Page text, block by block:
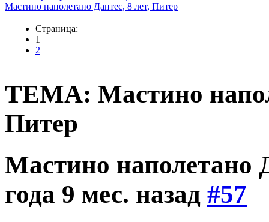
Мастино наполетано Дантес, 8 лет, Питер
Страница:
1
2
ТЕМА: Мастино
Питер
Мастино наполетано
года 9 мес. назад #57